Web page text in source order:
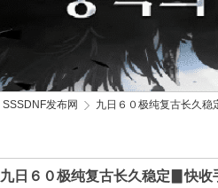
SSSDNF发布网
›
九日６０极纯复古长久
九日６０极纯复古长久稳定▊快收